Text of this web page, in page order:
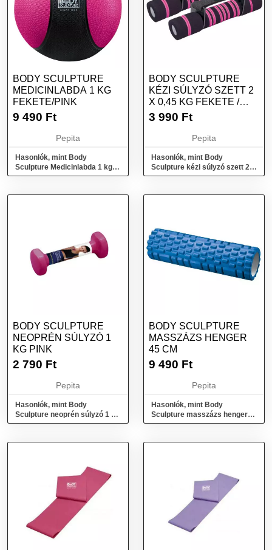
BODY SCULPTURE
MEDICINLABDA 1 KG
FEKETE/PINK
9 490 Ft
Pepita
Hasonlók, mint Body
Sculpture Medicinlabda 1 kg
fekete/pink
BODY SCULPTURE
KÉZI SÚLYZÓ SZETT 2
X 0,45 KG FEKETE /
PINK
3 990 Ft
Pepita
Hasonlók, mint Body
Sculpture kézi súlyzó szett 2 x
0,45 kg fekete / pink
BODY SCULPTURE
NEOPRÉN SÚLYZÓ 1
KG PINK
2 790 Ft
Pepita
Hasonlók, mint Body
Sculpture neoprén súlyzó 1 kg
pink
BODY SCULPTURE
MASSZÁZS HENGER
45 CM
9 490 Ft
Pepita
Hasonlók, mint Body
Sculpture masszázs henger
45 cm